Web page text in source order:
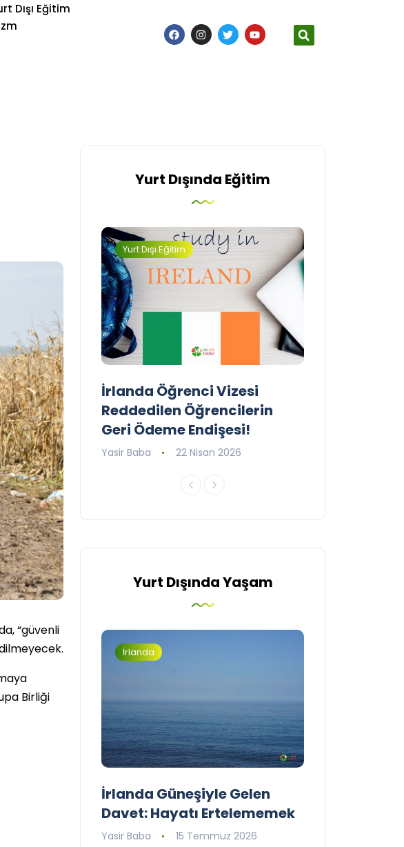
Dışı Eğitim
“güvenli
Birliği
Yurt Dışında Eğitim
2025
Yurt Dışı Eğitim
İrlanda Öğrenci Vizesi
Reddedilen Öğrencilerin
Geri Ödeme Endişesi!
Yasir Baba 22 Nisan 2026
Yurt Dışında Yaşam
İrlanda
İrlanda Güneşiyle Gelen
Davet: Hayatı Ertelememek
Yasir Baba 15 Temmuz 2026